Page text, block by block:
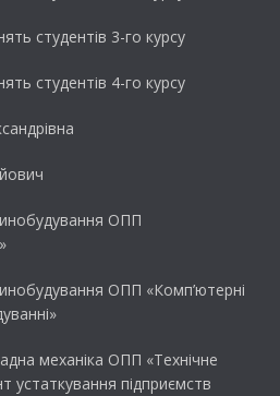
студентів 3-го курсу
студентів 4-го курсу
ОПП
ОПП «Комп’ютерні
механіка ОПП «Технічне
устаткування підприємств